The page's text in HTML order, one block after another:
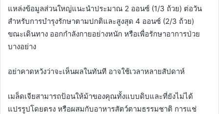
แหล่งข้อมูลส่วนใหญ่แนะนำประมาณ 2 ออนซ์ (1/3 ถ้วย) ต่อวัน
สำหรับการบำรุงรักษาตามปกติและสูงสุด 4 ออนซ์ (2/3 ถ้วย)
ขณะเดินทาง ออกกำลังกายอย่างหนัก หรือเพื่อรักษาอาการป่วย
บางอย่าง
อย่าคาดหวังว่าจะเห็นผลในทันที อาจใช้เวลาหลายสัปดาห์
เมล็ดเจียสามารถป้อนให้ม้าของคุณทั้งแบบดิบและที่ยังไม่ได้
แปรรูปโดยตรง หรือผสมกับอาหารสัตว์ตามธรรมชาติ การแช่